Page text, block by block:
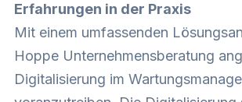
Erfahrungen in der Praxis
Mit einem umfassenden
Hoppe Unternehmensberatung
Digitalisierung im